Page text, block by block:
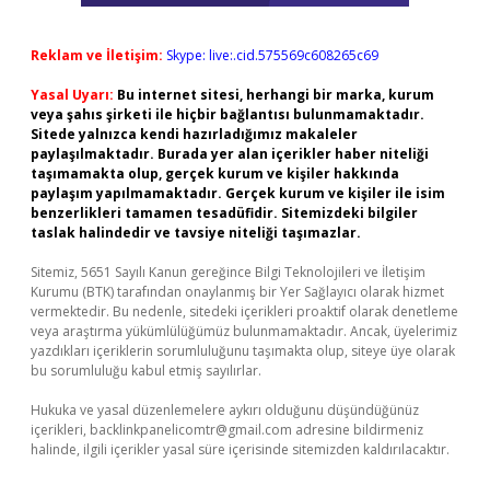
Reklam ve İletişim: Skype: live:.cid.575569c608265c69
Yasal Uyarı: Bu internet sitesi, herhangi bir marka, kurum
veya şahıs şirketi ile hiçbir bağlantısı bulunmamaktadır.
Sitede yalnızca kendi hazırladığımız makaleler
paylaşılmaktadır. Burada yer alan içerikler haber niteliği
taşımamakta olup, gerçek kurum ve kişiler hakkında
paylaşım yapılmamaktadır. Gerçek kurum ve kişiler ile isim
benzerlikleri tamamen tesadüfidir. Sitemizdeki bilgiler
taslak halindedir ve tavsiye niteliği taşımazlar.
Sitemiz, 5651 Sayılı Kanun gereğince Bilgi Teknolojileri ve İletişim
Kurumu (BTK) tarafından onaylanmış bir Yer Sağlayıcı olarak hizmet
vermektedir. Bu nedenle, sitedeki içerikleri proaktif olarak denetleme
veya araştırma yükümlülüğümüz bulunmamaktadır. Ancak, üyelerimiz
yazdıkları içeriklerin sorumluluğunu taşımakta olup, siteye üye olarak
bu sorumluluğu kabul etmiş sayılırlar.
Hukuka ve yasal düzenlemelere aykırı olduğunu düşündüğünüz
içerikleri, backlinkpanelicomtr@gmail.com adresine bildirmeniz
halinde, ilgili içerikler yasal süre içerisinde sitemizden kaldırılacaktır.